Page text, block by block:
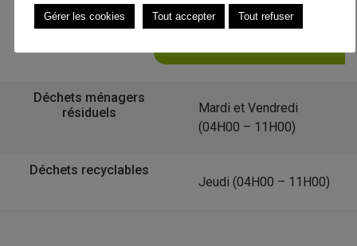
Déchets ménagers
résiduels
Mardi et Vendredi
(04H00 – 11H00)
Déchets recyclables
Jeudi (04H00 – 11H00)
Gérer les cookies Tout accepter Tout refuser